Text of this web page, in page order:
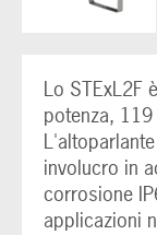
Lo STExL2F
potenza,
involucro in
corrosione
applicazioni